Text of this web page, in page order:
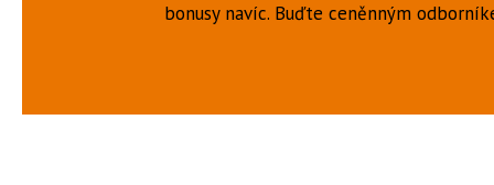
bonusy navíc. Buďte ceněnným